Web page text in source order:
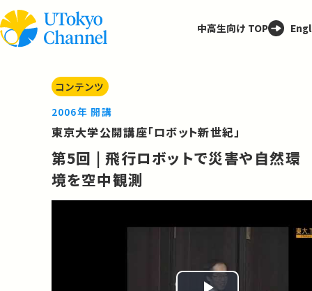
中高生向け TOP
コンテンツ
2006年 開講
東京大学公開講座「ロボット新世紀」
第5回 | 飛行ロボットで災害や自然環
境を空中観測